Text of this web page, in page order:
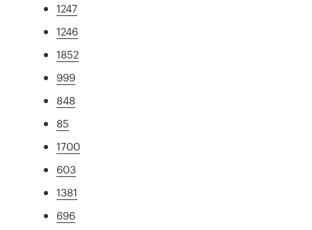
1247
1246
1852
999
848
85
1700
603
1381
696